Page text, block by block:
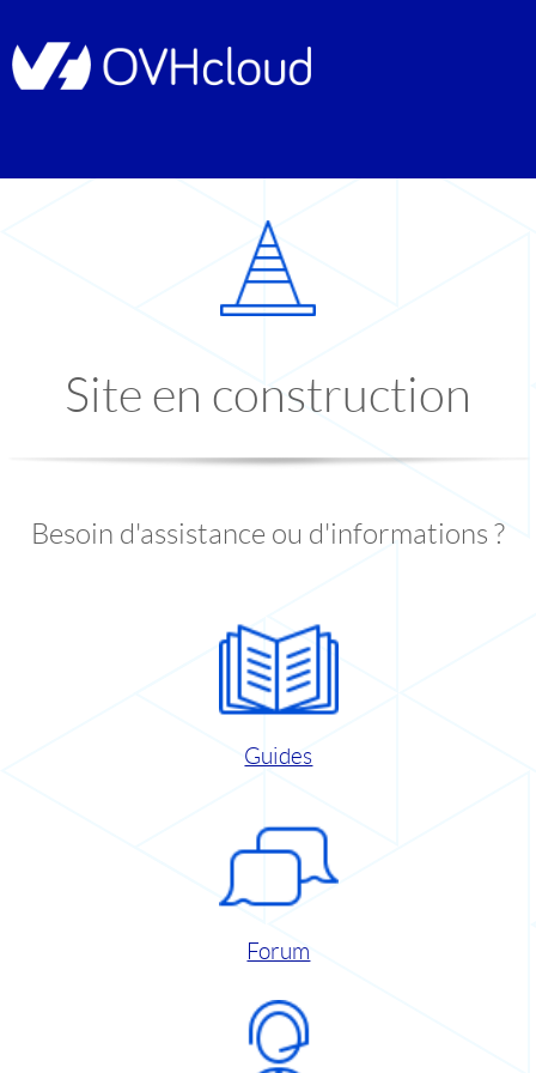
Site en construction
Besoin d'assistance ou d'informations ?
Guides
Forum